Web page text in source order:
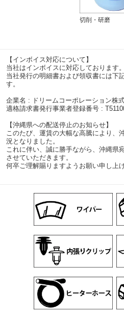
切削・研磨
【インボイス対応について】
当社はインボイスに対応しております。
当社発行の明細書および領収書には下
す。
企業名 : ドリームコーポレーション株
適格請求書発行事業者登録番号 :
【沖縄県への配送停止のお知らせ】
このたび、運賃の大幅な高騰により、
況となりました。
これに伴い、誠に勝手ながら、沖縄県
させていただきます。
何卒ご理解賜りますようお願い申し上げ